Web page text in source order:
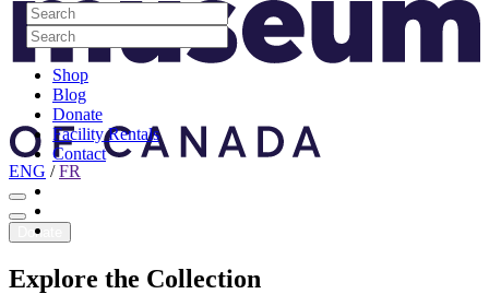
Search
Search
Search
Search
Shop
Blog
Donate
Facility Rentals
Contact
Youtube
ENG /FR
Donate
Explore the Collection